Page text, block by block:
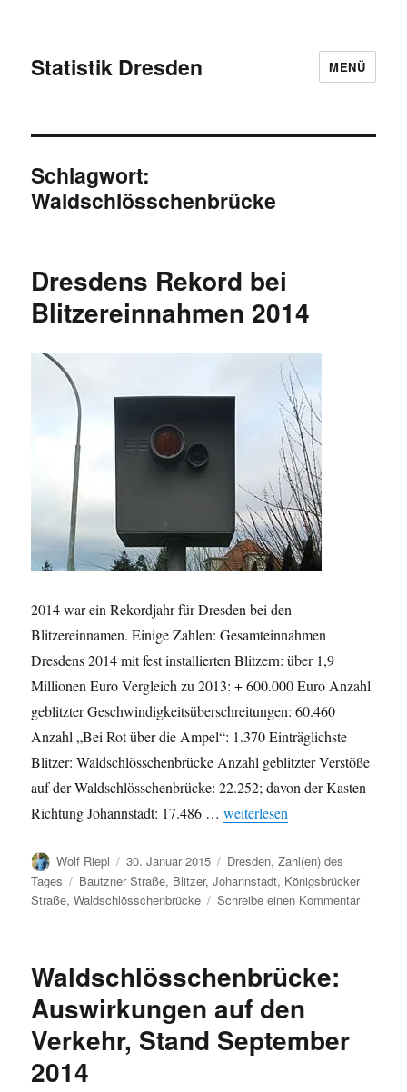
Statistik Dresden MENÜ
Schlagwort:
Waldschlösschenbrücke
Dresdens Rekord bei
Blitzereinnahmen 2014
2014 war ein Rekordjahr für Dresden bei den
Blitzereinnamen. Einige Zahlen: Gesamteinnahmen
Dresdens 2014 mit fest installierten Blitzern: über 1,9
Millionen Euro Vergleich zu 2013: + 600.000 Euro Anzahl
geblitzter Geschwindigkeitsüberschreitungen: 60.460
Anzahl „Bei Rot über die Ampel“: 1.370 Einträglichste
Blitzer: Waldschlösschenbrücke Anzahl geblitzter Verstöße
auf der Waldschlösschenbrücke: 22.252; davon der Kasten
Richtung Johannstadt: 17.486 …„Dresdens Rekord bei
weiterlesen
Autor
Wolf Riepl
Veröffentlicht
am
30. Januar 2015 Kategorien
Dresden,Zahl(en) des
Tages
Schlagwörter
Bautzner Straße, Blitzer,Johannstadt, Königsbrücker
Straße,Waldschlösschenbrücke Schreibe einen Kommentarzu
Waldschlösschenbrücke:
Auswirkungen auf den
Verkehr, Stand September
2014